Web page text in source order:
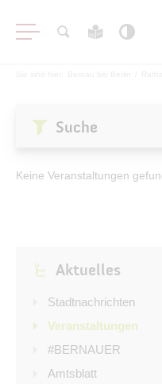
Aktuelles
Amtsblatt
Haushalt
Öffentliche Auslegungen
Bürgerservice
Keine Veranstaltungen
Suche
Aktuelles
Stadtnachrichten
Veranstaltungen
#BERNAUER
Amtsblatt